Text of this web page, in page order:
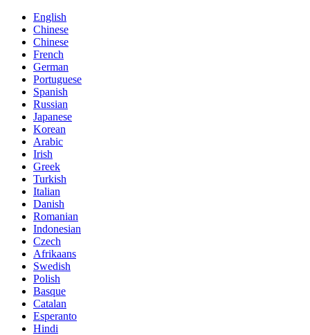
English
Chinese
Chinese
French
German
Portuguese
Spanish
Russian
Japanese
Korean
Arabic
Irish
Greek
Turkish
Italian
Danish
Romanian
Indonesian
Czech
Afrikaans
Swedish
Polish
Basque
Catalan
Esperanto
Hindi